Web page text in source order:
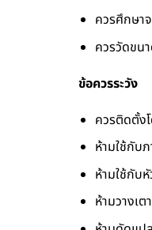
ควรศึกษา
ควรวัดขน
ข้อควรระวัง
ควรติดตั้ง
ห้ามใช้กับ
ห้ามใช้กับ
ห้ามวางเ